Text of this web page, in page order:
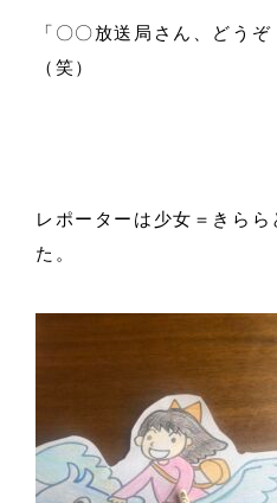
「〇〇放送局さん、どう
（笑）
レポーターは少女＝きら
た。